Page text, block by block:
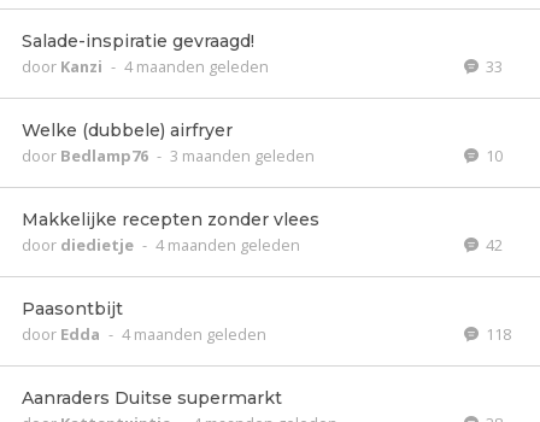
Salade-inspiratie gevraagd!
door Kanzi - 4 maanden geleden 33
Welke (dubbele) airfryer
door Bedlamp76 - 3 maanden geleden 10
Makkelijke recepten zonder vlees
door diedietje - 4 maanden geleden 42
Paasontbijt
door Edda - 4 maanden geleden 118
Aanraders Duitse supermarkt